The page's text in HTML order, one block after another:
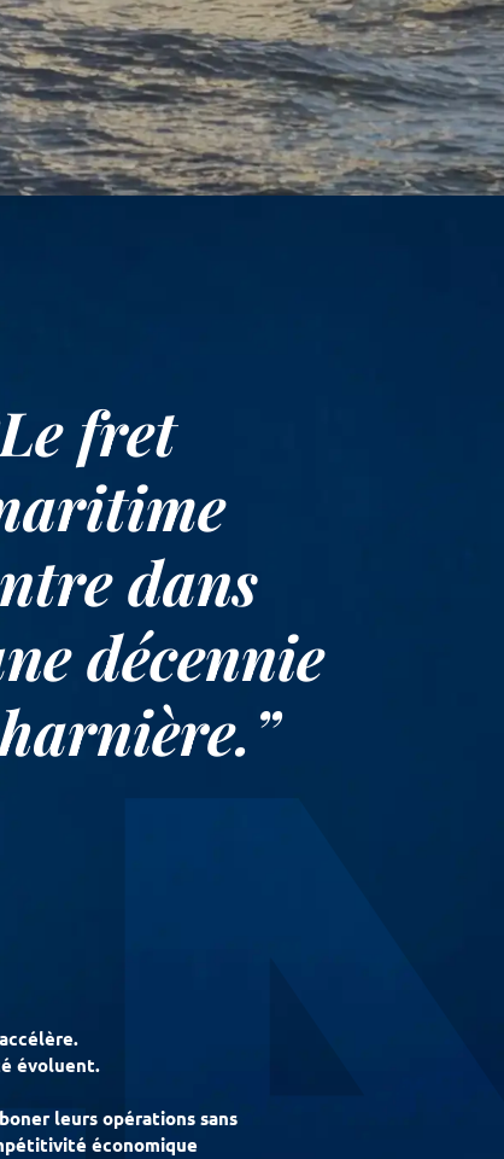
fret
dans
décennie
évoluent.
leurs opérations sans
économique